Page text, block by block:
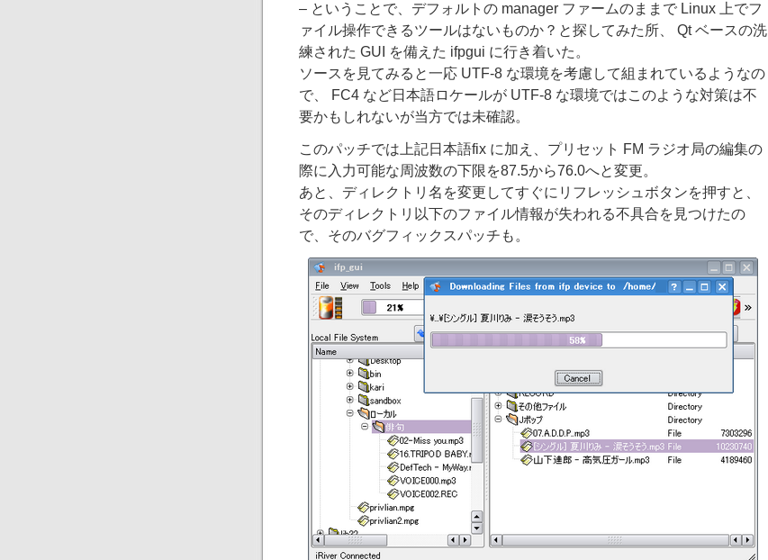
– ということで、デフォルトの manager ファームのままで Linux 上でフ
ァイル操作できるツールはないものか？と探してみた所、 Qt ベースの洗
練された GUI を備えた ifpgui に行き着いた。
ソースを見てみると一応 UTF-8 な環境を考慮して組まれているようなの
で、 FC4 など日本語ロケールが UTF-8 な環境ではこのような対策は不
要かもしれないが当方では未確認。
このパッチでは上記日本語fix に加え、プリセット FM ラジオ局の編集の
際に入力可能な周波数の下限を87.5から76.0へと変更。
あと、ディレクトリ名を変更してすぐにリフレッシュボタンを押すと、
そのディレクトリ以下のファイル情報が失われる不具合を見つけたの
で、そのバグフィックスパッチも。